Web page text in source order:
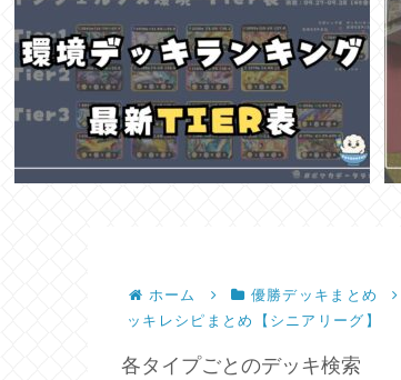
ホーム 優勝デッキまとめ
ッキレシピまとめ【シニアリーグ】
各タイプごとのデッキ検索